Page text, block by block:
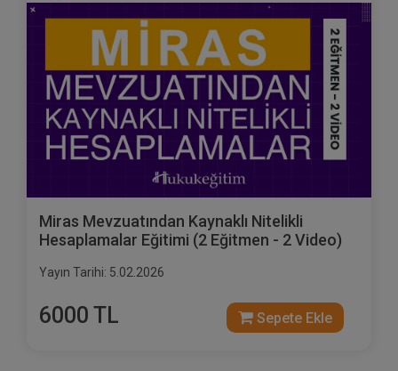
Miras Mevzuatından Kaynaklı Nitelikli
Hesaplamalar Eğitimi (2 Eğitmen - 2 Video)
Yayın Tarihi: 5.02.2026
6000 TL Sepete Ekle